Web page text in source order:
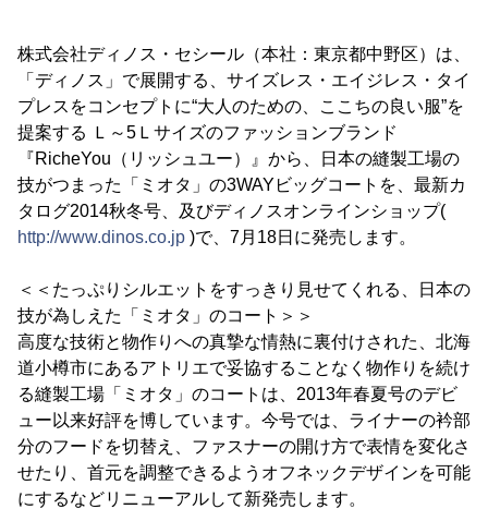
株式会社ディノス・セシール（本社：東京都中野区）は、
「ディノス」で展開する、サイズレス・エイジレス・タイ
プレスをコンセプトに“大人のための、ここちの良い服”を
提案する Ｌ～5Ｌサイズのファッションブランド
『RicheYou（リッシュユー）』から、日本の縫製工場の
技がつまった「ミオタ」の3WAYビッグコートを、最新カ
タログ2014秋冬号、及びディノスオンラインショップ(
http://www.dinos.co.jp )で、7月18日に発売します。
＜＜たっぷりシルエットをすっきり見せてくれる、日本の
技が為しえた「ミオタ」のコート＞＞
高度な技術と物作りへの真摯な情熱に裏付けされた、北海
道小樽市にあるアトリエで妥協することなく物作りを続け
る縫製工場「ミオタ」のコートは、2013年春夏号のデビ
ュー以来好評を博しています。今号では、ライナーの衿部
分のフードを切替え、ファスナーの開け方で表情を変化さ
せたり、首元を調整できるようオフネックデザインを可能
にするなどリニューアルして新発売します。